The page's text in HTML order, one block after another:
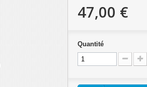
47,00 €
Quantité